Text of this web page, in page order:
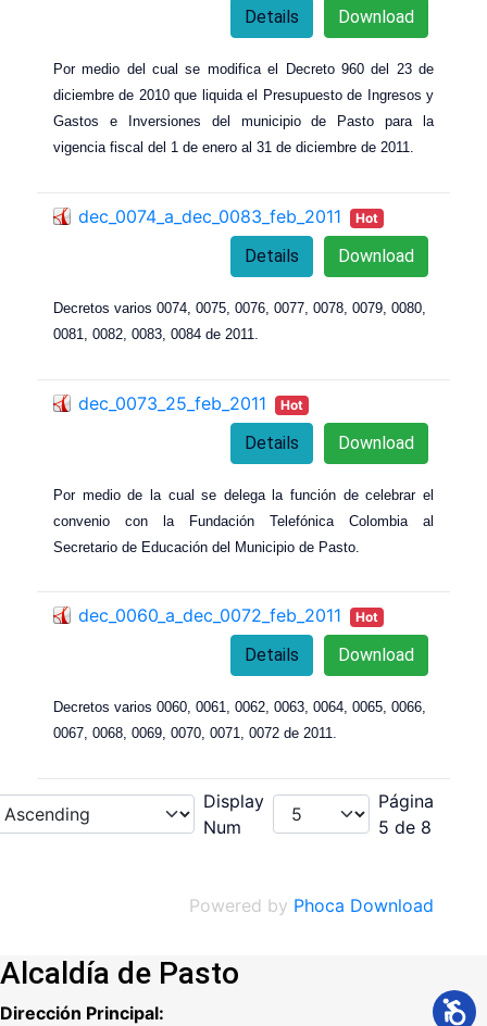
Download
Details
Por medio del cual se modifica el Decreto 960 del 23 de
diciembre de 2010 que liquida el Presupuesto de Ingresos y
Gastos e Inversiones del municipio de Pasto para la
vigencia fiscal del 1 de enero al 31 de diciembre de 2011.
dec_0074_a_dec_0083_feb_2011 Hot
Download
Details
Decretos varios 0074, 0075, 0076, 0077, 0078, 0079, 0080,
0081, 0082, 0083, 0084 de 2011.
dec_0073_25_feb_2011 Hot
Download
Details
Por medio de la cual se delega la función de celebrar el
convenio con la Fundación Telefónica Colombia al
Secretario de Educación del Municipio de Pasto.
dec_0060_a_dec_0072_feb_2011 Hot
Download
Details
Decretos varios 0060, 0061, 0062, 0063, 0064, 0065, 0066,
0067, 0068, 0069, 0070, 0071, 0072 de 2011.
Display
Num
Página
5 de 8
Powered by Phoca Download
Alcaldía de Pasto
Dirección Principal: